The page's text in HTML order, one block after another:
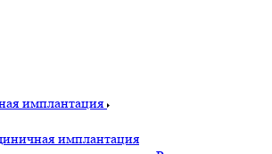
имплантация
имплантация